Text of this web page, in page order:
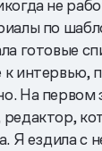
не
по
готовые
к интервью,
На первом
Я ездила с